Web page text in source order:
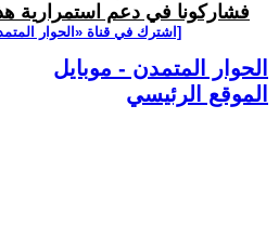
فشاركونا في دعم استمرارية
[اشترك في قناة ‫«الحوار
الحوار المتمدن - موبايل
الموقع الرئيسي